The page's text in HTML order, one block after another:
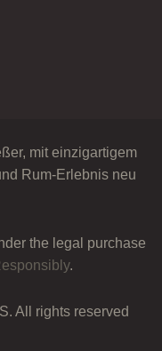
mit einzigartigem
Rum-Erlebnis neu
the legal purchase
.
All rights reserved